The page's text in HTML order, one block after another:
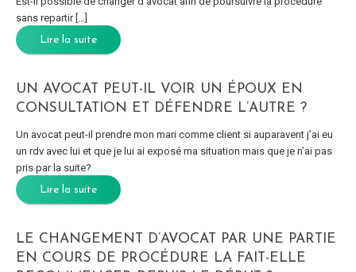
sans repartir […]
Lire la suite
UN AVOCAT PEUT-IL VOIR UN ÉPOUX EN
CONSULTATION ET DÉFENDRE L’AUTRE ?
Un avocat peut-il prendre mon mari comme client si auparavent j’ai eu
un rdv avec lui et que je lui ai exposé ma situation mais que je n’ai pas
pris par la suite?
Lire la suite
LE CHANGEMENT D’AVOCAT PAR UNE PARTIE
EN COURS DE PROCÉDURE LA FAIT-ELLE